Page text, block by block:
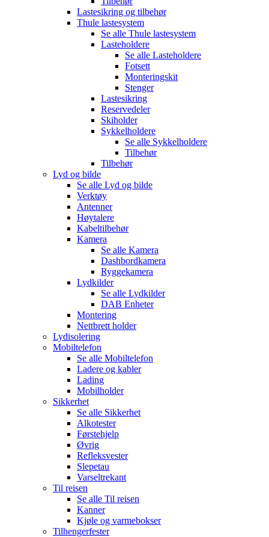
Lastesikring og tilbehør
Thule lastesystem
Se alle Thule lastesystem
Lasteholdere
Se alle Lasteholdere
Fotsett
Monteringskit
Stenger
Lastesikring
Reservedeler
Skiholder
Sykkelholdere
Se alle Sykkelholdere
Tilbehør
Tilbehør
Lyd og bilde
Se alle Lyd og bilde
Verktøy
Antenner
Høytalere
Kabeltilbehør
Kamera
Se alle Kamera
Dashbordkamera
Ryggekamera
Lydkilder
Se alle Lydkilder
DAB Enheter
Montering
Nettbrett holder
Lydisolering
Mobiltelefon
Se alle Mobiltelefon
Ladere og kabler
Lading
Mobilholder
Sikkerhet
Se alle Sikkerhet
Alkotester
Førstehjelp
Øvrig
Refleksvester
Slepetau
Varseltrekant
Til reisen
Se alle Til reisen
Kanner
Kjøle og varmebokser
Tilhengerfester